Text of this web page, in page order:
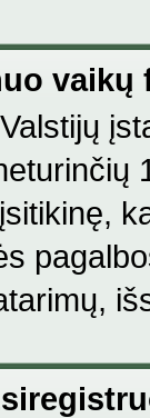
vaikų